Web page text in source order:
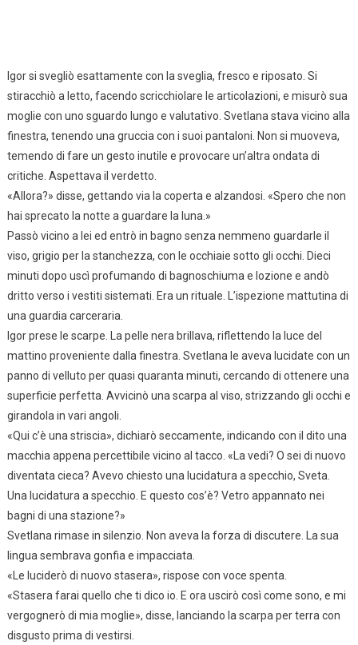
Igor si svegliò esattamente con la sveglia, fresco e riposato. Si
stiracchiò a letto, facendo scricchiolare le articolazioni, e misurò sua
moglie con uno sguardo lungo e valutativo. Svetlana stava vicino alla
finestra, tenendo una gruccia con i suoi pantaloni. Non si muoveva,
temendo di fare un gesto inutile e provocare un’altra ondata di
critiche. Aspettava il verdetto.
«Allora?» disse, gettando via la coperta e alzandosi. «Spero che non
hai sprecato la notte a guardare la luna.»
Passò vicino a lei ed entrò in bagno senza nemmeno guardarle il
viso, grigio per la stanchezza, con le occhiaie sotto gli occhi. Dieci
minuti dopo uscì profumando di bagnoschiuma e lozione e andò
dritto verso i vestiti sistemati. Era un rituale. L’ispezione mattutina di
una guardia carceraria.
Igor prese le scarpe. La pelle nera brillava, riflettendo la luce del
mattino proveniente dalla finestra. Svetlana le aveva lucidate con un
panno di velluto per quasi quaranta minuti, cercando di ottenere una
superficie perfetta. Avvicinò una scarpa al viso, strizzando gli occhi e
girandola in vari angoli.
«Qui c’è una striscia», dichiarò seccamente, indicando con il dito una
macchia appena percettibile vicino al tacco. «La vedi? O sei di nuovo
diventata cieca? Avevo chiesto una lucidatura a specchio, Sveta.
Una lucidatura a specchio. E questo cos’è? Vetro appannato nei
bagni di una stazione?»
Svetlana rimase in silenzio. Non aveva la forza di discutere. La sua
lingua sembrava gonfia e impacciata.
«Le luciderò di nuovo stasera», rispose con voce spenta.
«Stasera farai quello che ti dico io. E ora uscirò così come sono, e mi
vergognerò di mia moglie», disse, lanciando la scarpa per terra con
disgusto prima di vestirsi.